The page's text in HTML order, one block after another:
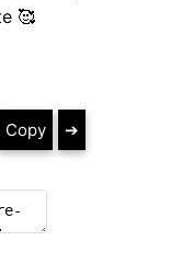
🥰
Copy ➔